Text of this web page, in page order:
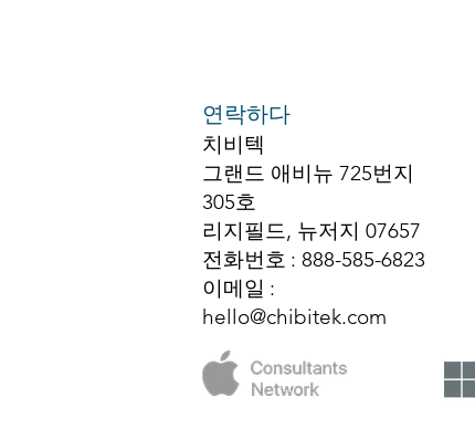
연락하다
치비텍
그랜드 애비뉴 725번지
305호
리지필드, 뉴저지 07657
전화번호 : 888-585-6823
이메일 :
hello@chibitek.com